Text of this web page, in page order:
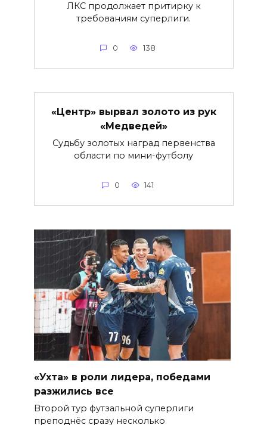
ЛКС продолжает притирку к
требованиям суперлиги.
0 138
«Центр» вырвал золото из рук
«Медведей»
Судьбу золотых наград первенства
области по мини-футболу
0 141
«Ухта» в роли лидера, победами
разжились все
Второй тур футзальной суперлиги
преподнёс сразу несколько